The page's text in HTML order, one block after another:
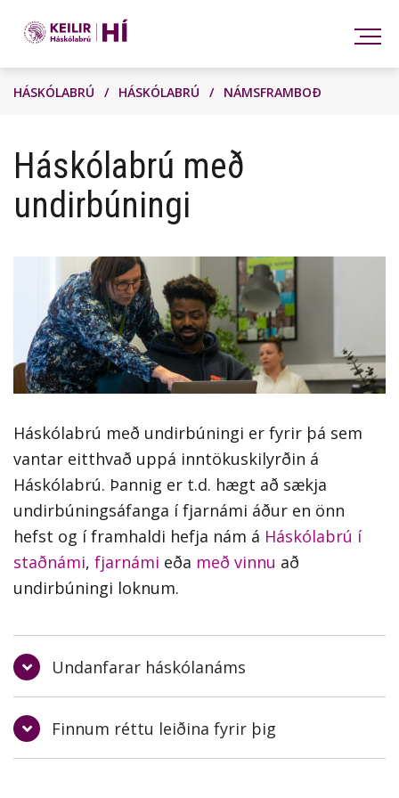
Leita
HÁSKÓLABRÚ / HÁSKÓLABRÚ / NÁMSFRAMBOÐ
Háskólabrú með
undirbúningi
Háskólabrú með undirbúningi er fyrir þá sem
vantar eitthvað uppá inntökuskilyrðin á
Háskólabrú. Þannig er t.d. hægt að sækja
undirbúningsáfanga í fjarnámi áður en önn
hefst og í framhaldi hefja nám á Háskólabrú í
staðnámi, fjarnámi eða með vinnu að
undirbúningi loknum.
Undanfarar háskólanáms
Þú kemst beint í nám á Háskólabrú ef þú
Finnum réttu leiðina fyrir þig